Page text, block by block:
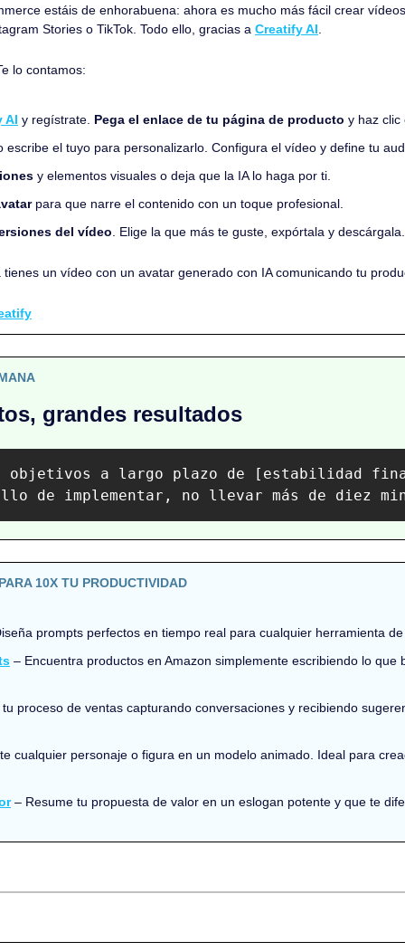
estáis de enhorabuena: ahora es mucho más fácil crear
Stories o TikTok. Todo ello, gracias a Creatify AI
lo contamos:
AI y regístrate. Pega el enlace de tu página de producto y haz clic
escribe el tuyo para personalizarlo. Configura el vídeo y define tu
y elementos visuales o deja que la IA lo haga por ti.
para que narre el contenido con un toque profesional.
del vídeo
Elige la que más te guste, expórtala y descárgala.
tienes un vídeo con un avatar generado con IA comunicando tu
grandes resultados
objetivos a largo plazo de [estabilidad
de implementar, no llevar más de diez
10X TU PRODUCTIVIDAD
prompts perfectos en tiempo real para cualquier herramienta
– Encuentra productos en Amazon simplemente escribiendo lo que
proceso de ventas capturando conversaciones y recibiendo
cualquier personaje o figura en un modelo animado. Ideal para
– Resume tu propuesta de valor en un eslogan potente y que te